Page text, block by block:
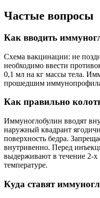
Частые вопросы
Как вводить
Схема вакцинации: не
необходимо ввести
0,1 мл на кг массы тела.
прошедшим
Как правильно
Иммуноглобулин вводят
наружный квадрант
поверхность бедра.
внутривенно. Перед
выдерживают в течение 2-х
температуре.
Куда ставят